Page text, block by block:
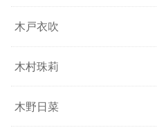
木戸衣吹
木村珠莉
木野日菜